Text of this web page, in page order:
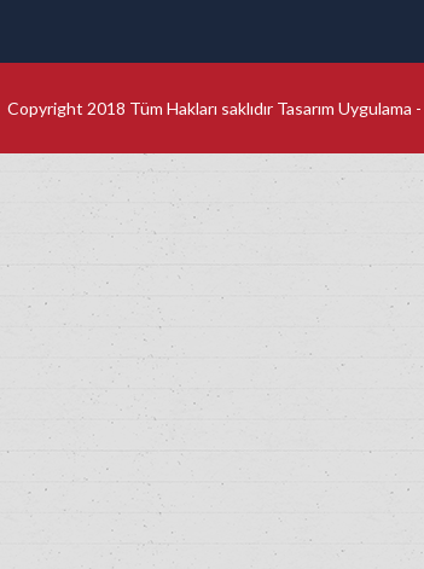
Copyright 2018 Tüm Hakları saklıdır Tasarım Uygulama -